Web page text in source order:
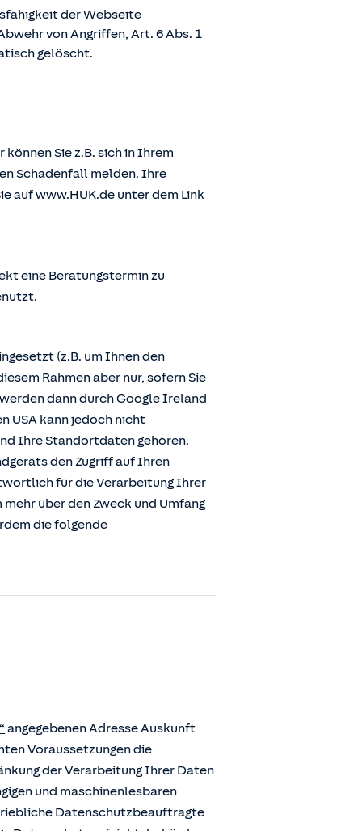
der Webseite
von Angriffen, Art. 6 Abs. 1
gelöscht.
Sie z.B. sich in Ihrem
Schadenfall melden. Ihre
aufwww.HUK.de unter dem Link
eine Beratungstermin zu
(z.B. um Ihnen den
Rahmen aber nur, sofern Sie
dann durch Google Ireland
USA kann jedoch nicht
Ihre Standortdaten gehören.
den Zugriff auf Ihren
für die Verarbeitung Ihrer
über den Zweck und Umfang
die folgende
angegebenen Adresse Auskunft
Voraussetzungen die
der Verarbeitung Ihrer Daten
und maschinenlesbaren
Datenschutzbeauftragte